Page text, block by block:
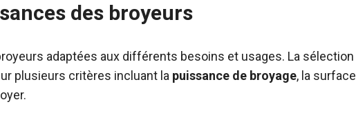
des broyeurs
adaptées aux différents besoins et usages. La sélection
plusieurs critères incluant la puissance de broyage, la surface